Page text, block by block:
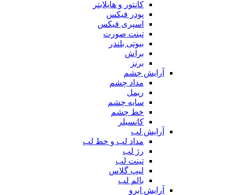
کانتور و هایلایتر
پودر فیکس
اسپری فیکس
تینت صورت
بیوتی بلندر
براش
برنز
آرایش چشم
مداد چشم
ریمل
سایه چشم
خط چشم
کانسیلر
آرایش لب
مداد لب و خط لب
رژ لب
تینت لب
لیپ گلاس
بالم لب
آرایش ابرو